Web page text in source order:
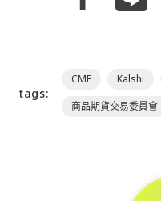
tags:
CME Kalshi
商品期貨交易委員會